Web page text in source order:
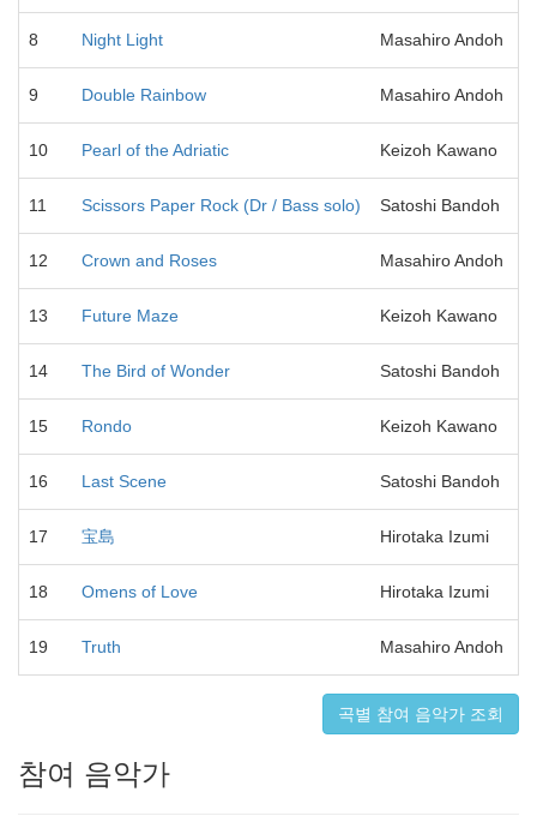
8 Night Light Masahiro Andoh
9 Double Rainbow Masahiro Andoh
10 Pearl of the Adriatic Keizoh Kawano
11 Scissors Paper Rock (Dr / Bass solo) Satoshi Bandoh
12 Crown and Roses Masahiro Andoh
13 Future Maze Keizoh Kawano
14 The Bird of Wonder Satoshi Bandoh
15 Rondo Keizoh Kawano
16 Last Scene Satoshi Bandoh
17 宝島 Hirotaka Izumi
18 Omens of Love Hirotaka Izumi
19 Truth Masahiro Andoh
곡별 참여 음악가 조회
참여 음악가